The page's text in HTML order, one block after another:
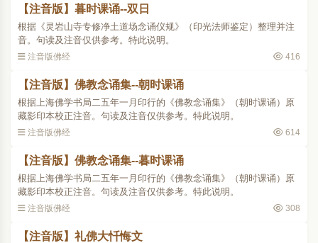
【注音版】暮时课诵--双日
根据《灵岩山寺专修净土道场念诵仪规》（印光法师鉴定）整理并注
音。句读及注音仅供参考。特此说明。
注音版佛经 416
【注音版】佛教念诵集--朝时课诵
根据上海佛学书局二五年一月印行的《佛教念诵集》（朝时课诵）原
藏影印本校正注音。句读及注音仅供参考。特此说明。
注音版佛经 614
【注音版】佛教念诵集--暮时课诵
根据上海佛学书局二五年一月印行的《佛教念诵集》（朝时课诵）原
藏影印本校正注音。句读及注音仅供参考。特此说明。
注音版佛经 308
【注音版】礼佛大忏悔文